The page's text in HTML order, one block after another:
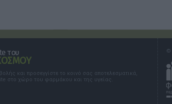
του
και προσεγγίστε το κοινό σας αποτελεσματικά,
στο χώρο του φαρμάκου και της υγείας.
©